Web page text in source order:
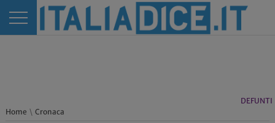
DEFUNTI
Home \ Cronaca